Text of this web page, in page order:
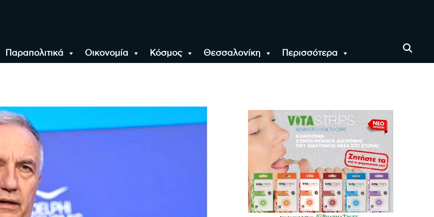
Παραπολιτικά Οικονομία Κόσμος Θεσσαλονίκη Περισσότερα